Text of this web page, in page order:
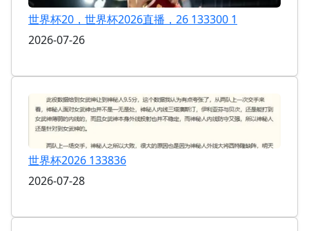
世界杯20，世界杯2026直播，26 133300 1
2026-07-26
世界杯2026 133836
2026-07-28